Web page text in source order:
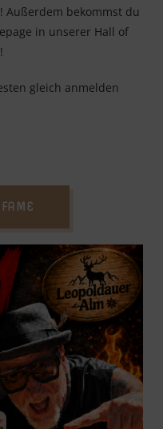
Außerdem bekommst du
in unserer Hall of
gleich anmelden